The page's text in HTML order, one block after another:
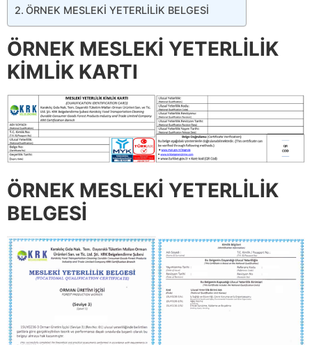
ÖRNEK MESLEKİ YETERLİLİK BELGESİ
ÖRNEK MESLEKİ YETERLİLİK
KİMLİK KARTI
ÖRNEK MESLEKİ YETERLİLİK
BELGESİ